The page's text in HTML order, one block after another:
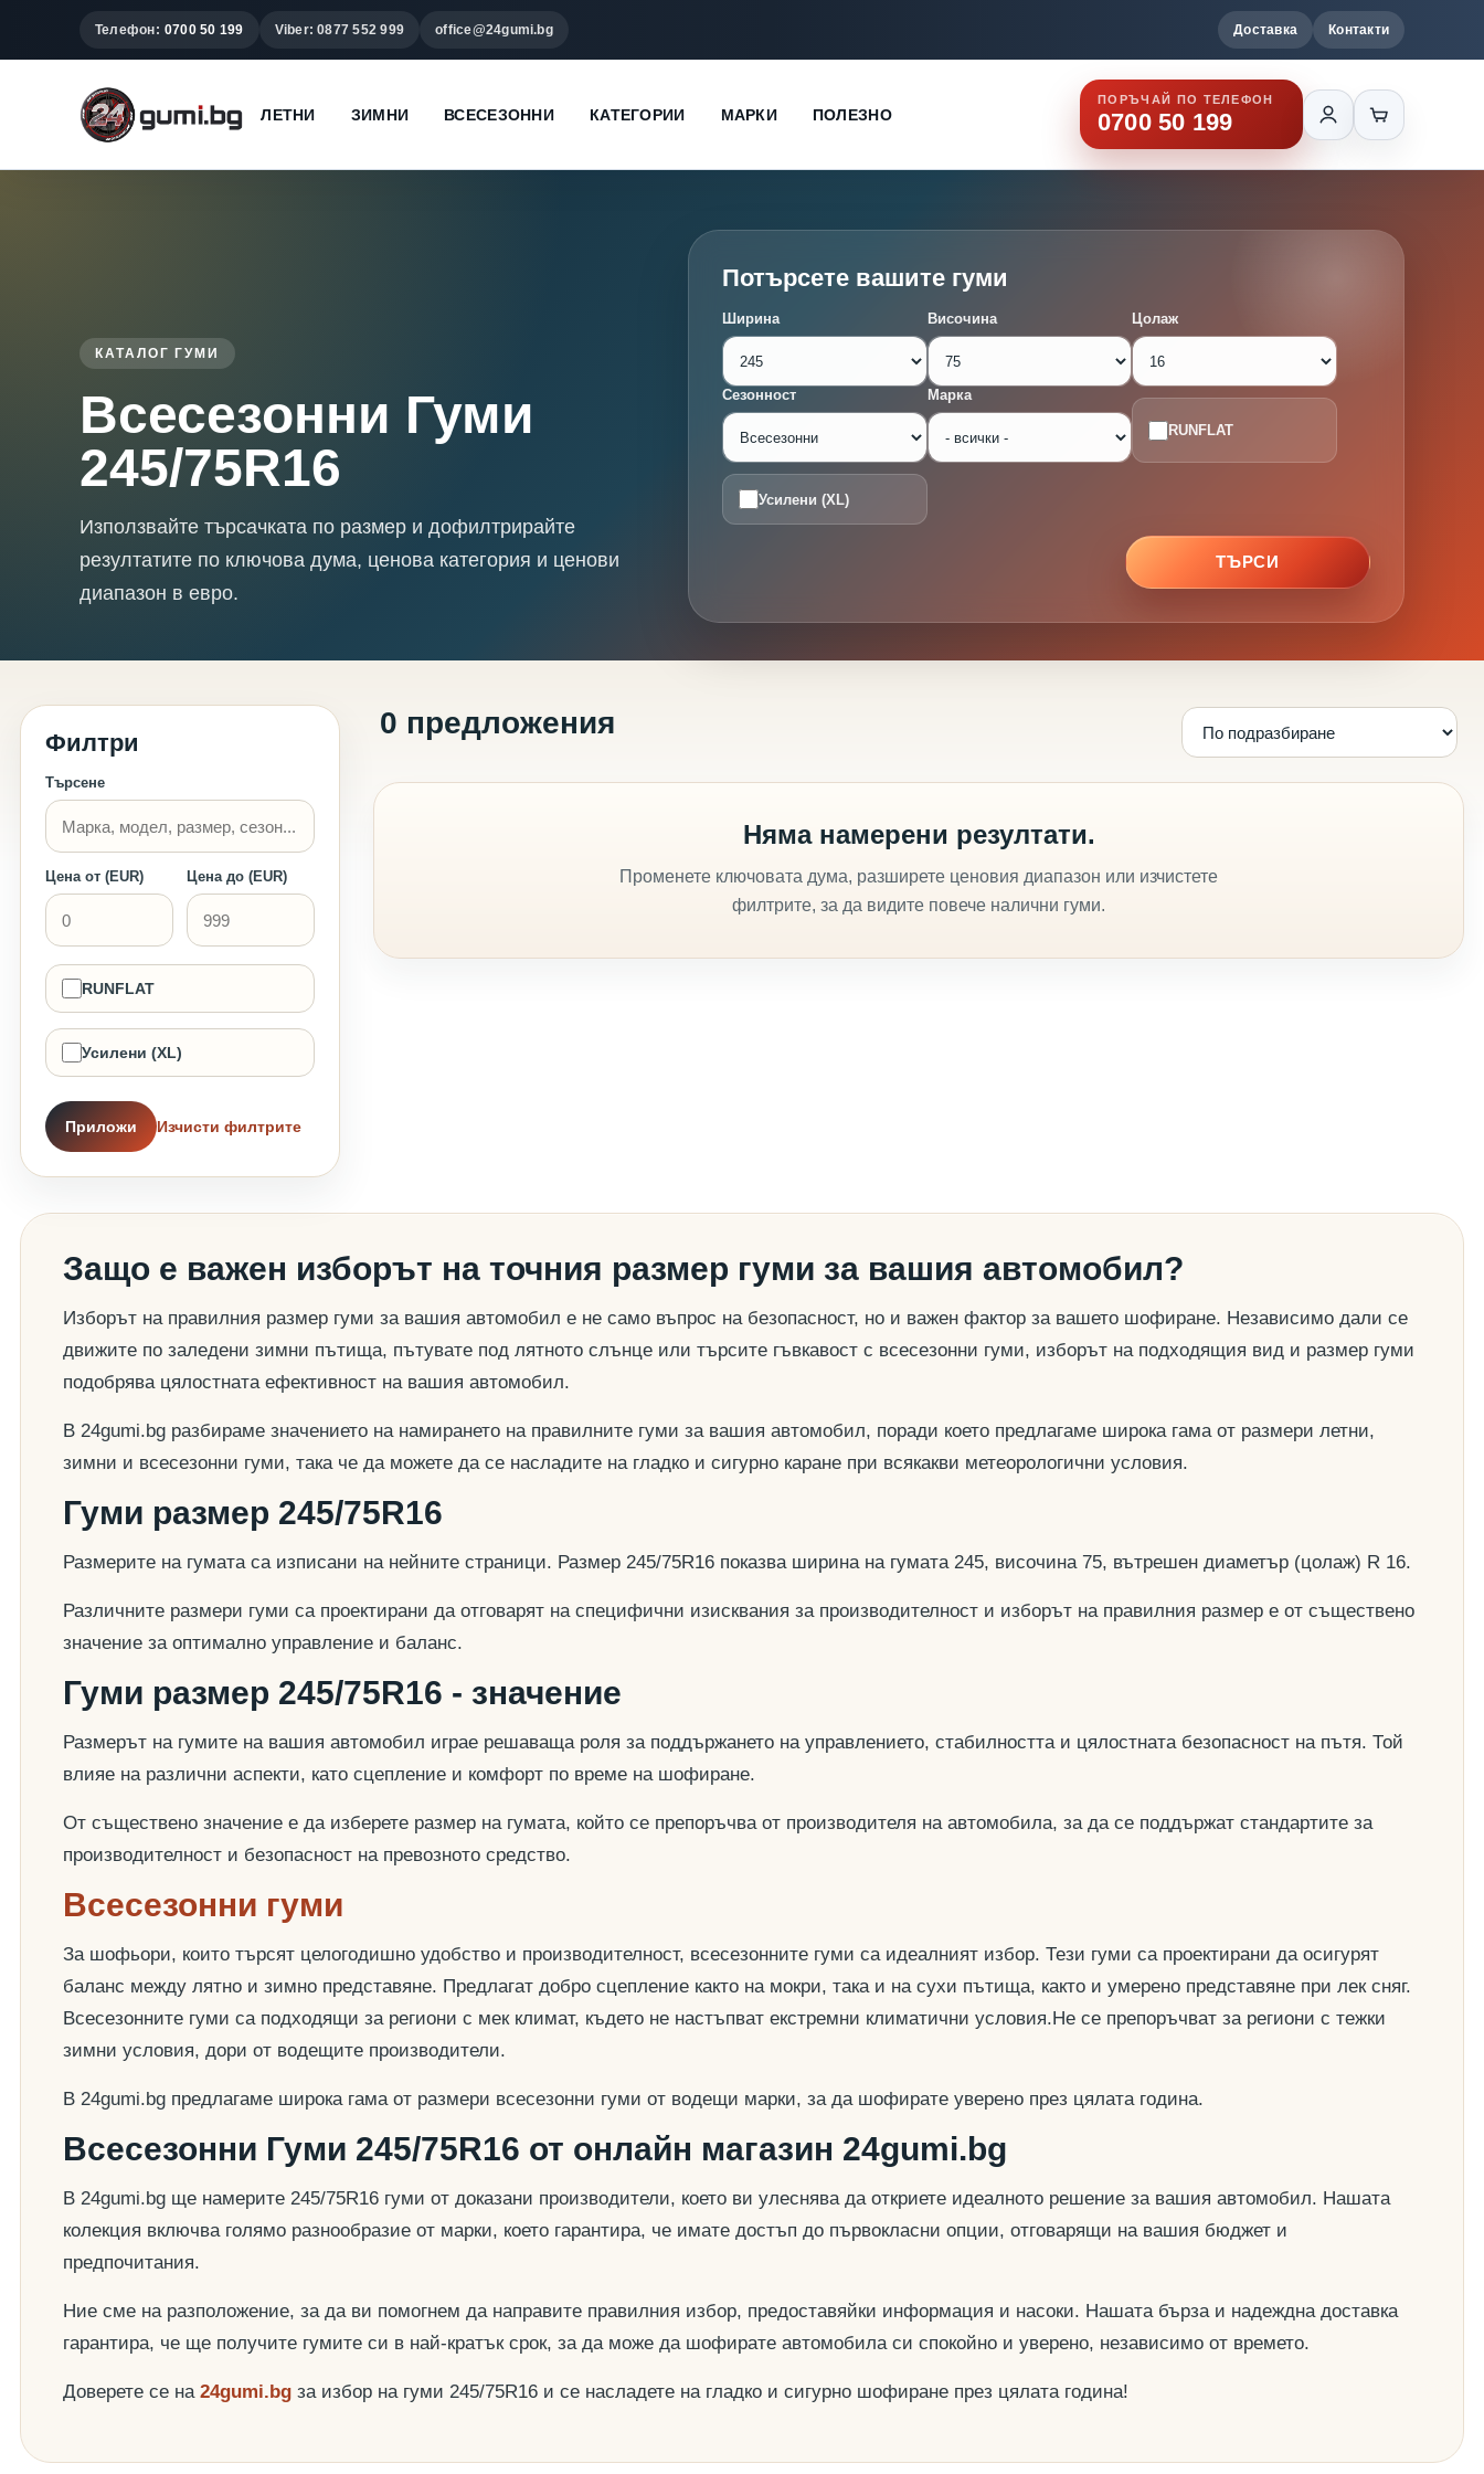
Телефон: 0700 50 199 Viber: 0877 552 999 office@24gumi.bg Доставка Контакти
ЛЕТНИ ЗИМНИ ВСЕСЕЗОННИ КАТЕГОРИИ МАРКИ ПОЛЕЗНО
ПОРЪЧАЙ ПО ТЕЛЕФОН
0700 50 199
КАТАЛОГ ГУМИ
Всесезонни Гуми
245/75R16
Използвайте търсачката по размер и дофилтрирайте
резултатите по ключова дума, ценова категория и ценови
диапазон в евро.
Потърсете вашите гуми
Ширина Височина Цолаж
Сезонност Марка
RUNFLAT
Усилени (XL)
ТЪРСИ
Филтри
Търсене
Цена от (EUR) Цена до (EUR)
RUNFLAT
Усилени (XL)
Приложи Изчисти филтрите
0 предложения
Няма намерени резултати.
Променете ключовата дума, разширете ценовия диапазон или изчистете
филтрите, за да видите повече налични гуми.
Защо е важен изборът на точния размер гуми за вашия автомобил?
Изборът на правилния размер гуми за вашия автомобил е не само въпрос на безопасност, но и важен фактор за вашето шофиране. Независимо дали се
движите по заледени зимни пътища, пътувате под лятното слънце или търсите гъвкавост с всесезонни гуми, изборът на подходящия вид и размер гуми
подобрява цялостната ефективност на вашия автомобил.
В 24gumi.bg разбираме значението на намирането на правилните гуми за вашия автомобил, поради което предлагаме широка гама от размери летни,
зимни и всесезонни гуми, така че да можете да се насладите на гладко и сигурно каране при всякакви метеорологични условия.
Гуми размер 245/75R16
Размерите на гумата са изписани на нейните страници. Размер 245/75R16 показва ширина на гумата 245, височина 75, вътрешен диаметър (цолаж) R 16.
Различните размери гуми са проектирани да отговарят на специфични изисквания за производителност и изборът на правилния размер е от съществено
значение за оптимално управление и баланс.
Гуми размер 245/75R16 - значение
Размерът на гумите на вашия автомобил играе решаваща роля за поддържането на управлението, стабилността и цялостната безопасност на пътя. Той
влияе на различни аспекти, като сцепление и комфорт по време на шофиране.
От съществено значение е да изберете размер на гумата, който се препоръчва от производителя на автомобила, за да се поддържат стандартите за
производителност и безопасност на превозното средство.
Всесезонни гуми
За шофьори, които търсят целогодишно удобство и производителност, всесезонните гуми са идеалният избор. Тези гуми са проектирани да осигурят
баланс между лятно и зимно представяне. Предлагат добро сцепление както на мокри, така и на сухи пътища, както и умерено представяне при лек сняг.
Всесезонните гуми са подходящи за региони с мек климат, където не настъпват екстремни климатични условия.Не се препоръчват за региони с тежки
зимни условия, дори от водещите производители.
В 24gumi.bg предлагаме широка гама от размери всесезонни гуми от водещи марки, за да шофирате уверено през цялата година.
Всесезонни Гуми 245/75R16 от онлайн магазин 24gumi.bg
В 24gumi.bg ще намерите 245/75R16 гуми от доказани производители, което ви улеснява да откриете идеалното решение за вашия автомобил. Нашата
колекция включва голямо разнообразие от марки, което гарантира, че имате достъп до първокласни опции, отговарящи на вашия бюджет и
предпочитания.
Ние сме на разположение, за да ви помогнем да направите правилния избор, предоставяйки информация и насоки. Нашата бърза и надеждна доставка
гарантира, че ще получите гумите си в най-кратък срок, за да може да шофирате автомобила си спокойно и уверено, независимо от времето.
Доверете се на 24gumi.bg за избор на гуми 245/75R16 и се насладете на гладко и сигурно шофиране през цялата година!